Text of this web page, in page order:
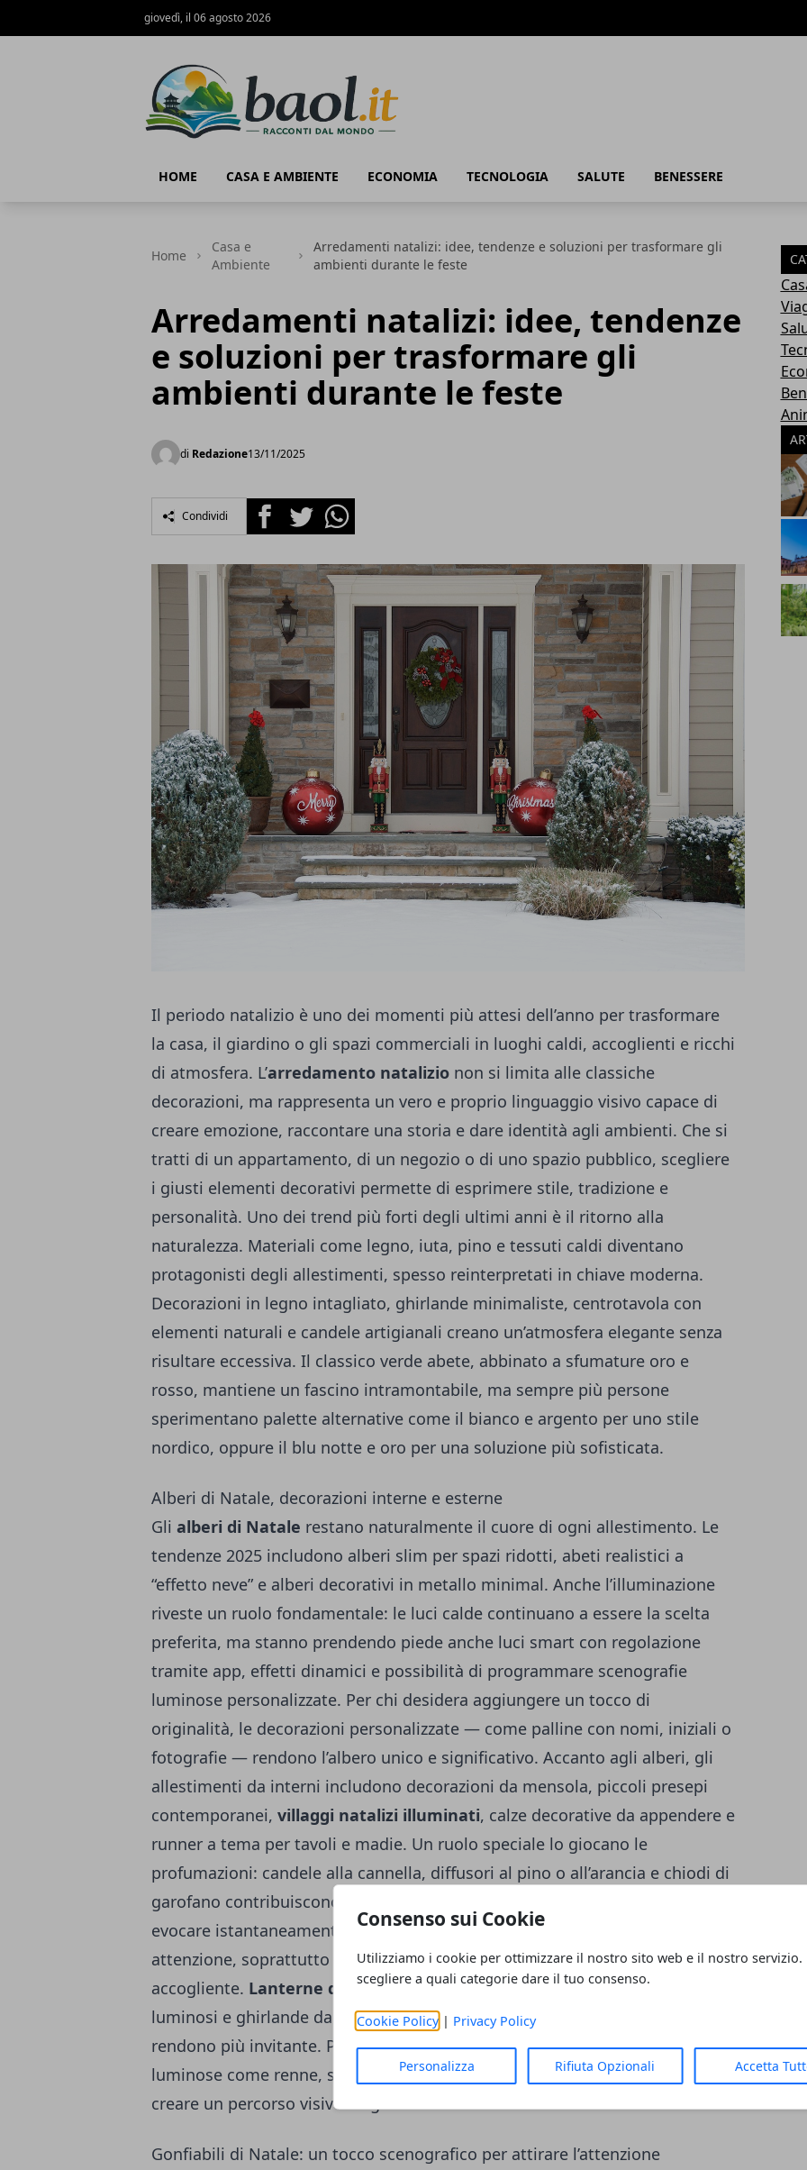
Consenso sui Cookie
Utilizziamo i cookie per ottimizzare il nostro sito web e il nostro servizio.
scegliere a quali categorie dare il tuo consenso.
Cookie Policy| Privacy Policy
Personalizza Rifiuta Opzionali Accetta
giovedì, il 06 agosto 2026
HOME CASA E AMBIENTE ECONOMIA TECNOLOGIA SALUTE BENESSERE
Home
Casa e
Ambiente
Arredamenti natalizi: idee, tendenze e soluzioni per trasformare gli
ambienti durante le feste
Arredamenti natalizi: idee, tendenze
e soluzioni per trasformare gli
ambienti durante le feste
di Redazione13/11/2025
Condividi FacebookTwitterWhatsapp
Il periodo natalizio è uno dei momenti più attesi dell’anno per trasformare
la casa, il giardino o gli spazi commerciali in luoghi caldi, accoglienti e ricchi
di atmosfera. L’arredamento natalizio non si limita alle classiche
decorazioni, ma rappresenta un vero e proprio linguaggio visivo capace di
creare emozione, raccontare una storia e dare identità agli ambienti. Che si
tratti di un appartamento, di un negozio o di uno spazio pubblico, scegliere
i giusti elementi decorativi permette di esprimere stile, tradizione e
personalità. Uno dei trend più forti degli ultimi anni è il ritorno alla
naturalezza. Materiali come legno, iuta, pino e tessuti caldi diventano
protagonisti degli allestimenti, spesso reinterpretati in chiave moderna.
Decorazioni in legno intagliato, ghirlande minimaliste, centrotavola con
elementi naturali e candele artigianali creano un’atmosfera elegante senza
risultare eccessiva. Il classico verde abete, abbinato a sfumature oro e
rosso, mantiene un fascino intramontabile, ma sempre più persone
sperimentano palette alternative come il bianco e argento per uno stile
nordico, oppure il blu notte e oro per una soluzione più sofisticata.
Alberi di Natale, decorazioni interne e esterne
Gli alberi di Natale restano naturalmente il cuore di ogni allestimento. Le
tendenze 2025 includono alberi slim per spazi ridotti, abeti realistici a
“effetto neve” e alberi decorativi in metallo minimal. Anche l’illuminazione
riveste un ruolo fondamentale: le luci calde continuano a essere la scelta
preferita, ma stanno prendendo piede anche luci smart con regolazione
tramite app, effetti dinamici e possibilità di programmare scenografie
luminose personalizzate. Per chi desidera aggiungere un tocco di
originalità, le decorazioni personalizzate — come palline con nomi, iniziali o
fotografie — rendono l’albero unico e significativo. Accanto agli alberi, gli
allestimenti da interni includono decorazioni da mensola, piccoli presepi
contemporanei, villaggi natalizi illuminati, calze decorative da appendere e
runner a tema per tavoli e madie. Un ruolo speciale lo giocano le
profumazioni: candele alla cannella, diffusori al pino o all’arancia e chiodi di
garofano contribuiscono a creare un ambiente multisensoriale, capace di
evocare istantaneamente lo spirito delle feste. Anche gli esterni meritano
attenzione, soprattutto quando si vuole creare un impatto visivo forte e
accogliente. Lanterne decorative , proiezioni luminose sulle facciate, archi
luminosi e ghirlande da porta sono elementi che valorizzano l’ingresso e lo
rendono più invitante. Per giardini e terrazzi, molto richieste sono le figure
luminose come renne, slitte,
babbi natale e piccoli abeti LED, perfetti per
creare un percorso visivo elegante e ben armonizzato.
Gonfiabili di Natale: un tocco scenografico per attirare l’attenzione